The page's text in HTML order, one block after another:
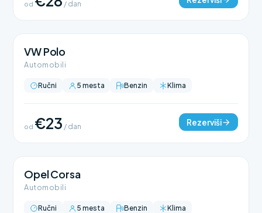
od / dan
VW Polo
Automobili
Ručni 5 mesta Benzin Klima
od €23 / dan Rezerviši
Opel Corsa
Automobili
Ručni 5 mesta Benzin Klima